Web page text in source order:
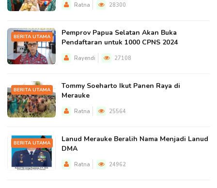
Ratna 28300
BERITA UTAMA
Pemprov Papua Selatan Akan Buka
Pendaftaran untuk 1000 CPNS 2024
Rayendi 27108
BERITA UTAMA
Tommy Soeharto Ikut Panen Raya di
Merauke
Ratna 25564
BERITA UTAMA
Lanud Merauke Beralih Nama Menjadi Lanud
DMA
Ratna 24962